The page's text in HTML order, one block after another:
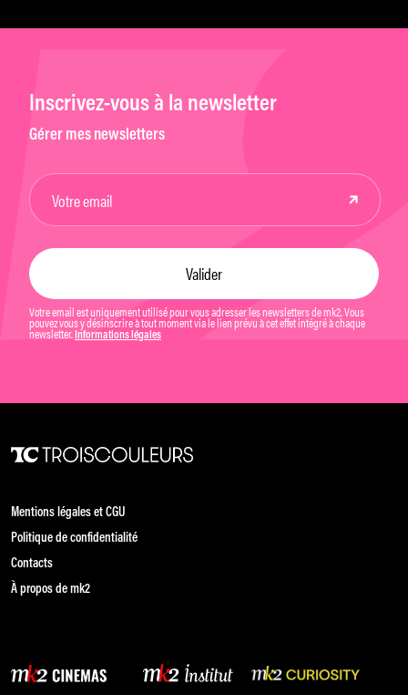
Inscrivez-vous à la newsletter
Gérer mes newsletters
Votre email est uniquement utilisé pour vous adresser les newsletters de mk2. Vous
pouvez vous y désinscrire à tout moment via le lien prévu à cet effet intégré à chaque
newsletter. Informations légales
Mentions légales et CGU
Politique de confidentialité
Contacts
À propos de mk2